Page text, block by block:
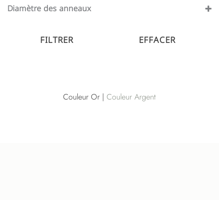
Or
Diamètre des anneaux
(6)
FILTRER EFFACER
Couleur Or | Couleur Argent